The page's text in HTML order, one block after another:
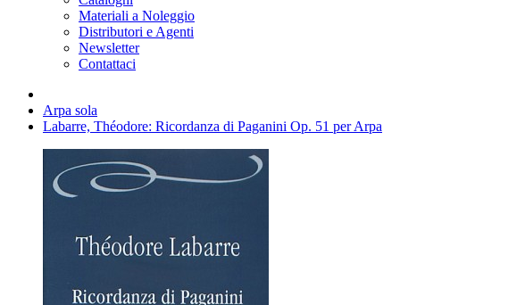
Materiali a Noleggio
Distributori e Agenti
Newsletter
Contattaci
Arpa sola
Labarre, Théodore: Ricordanza di Paganini Op. 51 per Arpa